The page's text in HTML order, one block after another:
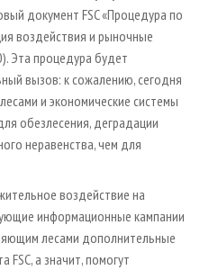
документ FSC «Процедура по
воздействия и рыночные
Эта процедура будет
вызов: к сожалению, сегодня
и экономические системы
обезлесения, деградации
неравенства, чем для
воздействие на
информационные кампании
лесами дополнительные
FSC, а значит, помогут